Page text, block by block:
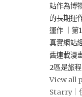
站作為博
的長期運
運作 ｜第
真實網站
舊連載漫
2區是旅程
View all
Starry｜